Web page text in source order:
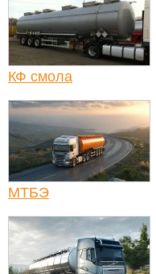
КФ смола
МТБЭ